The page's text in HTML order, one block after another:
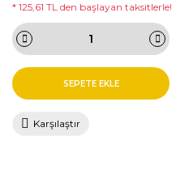
* 125,61 TL den başlayan taksitlerle!
SEPETE EKLE
Karşılaştır